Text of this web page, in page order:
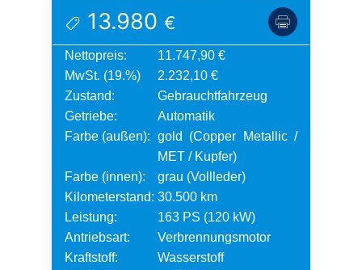
13.980 €
Nettopreis:
11.747,90 €
MwSt. (19.%)
2.232,10 €
Zustand:
Gebrauchtfahrzeug
Getriebe:
Automatik
Farbe (außen): gold (Copper Metallic /
MET / Kupfer)
Farbe (innen):
grau (Vollleder)
Kilometerstand: 30.500 km
Leistung:
163 PS (120 kW)
Antriebsart:
Verbrennungsmotor
Kraftstoff:
Wasserstoff